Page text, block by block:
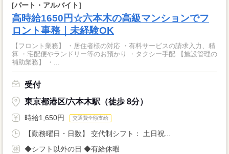
[パート・アルバイト]
高時給1650円☆六本木の高級マンションでフ
ロント事務｜未経験OK
【フロント業務】 ・居住者様の対応 ・有料サービスの請求入力、精
算 ・宅配便やランドリー等のお預かり ・タクシー手配 【施設管理の
補助業務】 ・...
受付
東京都港区/六本木駅（徒歩 8分）
時給1,650円 交通費全額支給
【勤務曜日・日数】 交代制シフト： 土日祝...
◆シフト以外の日 ◆有給休暇